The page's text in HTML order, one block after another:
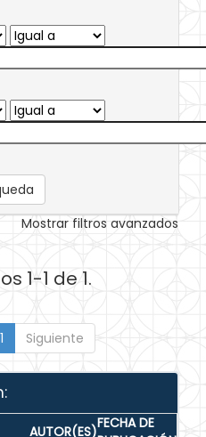
Mostrar filtros avanzados
1-1 de 1.
1 Siguiente
AUTOR(ES)FECHA DE